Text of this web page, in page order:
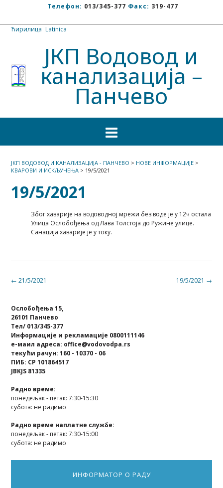
Телефон: 013/345-377 Факс: 319-477
Ћирилица Latinica
ЈКП Водовод и
канализација –
Панчево
ЈКП ВОДОВОД И КАНАЛИЗАЦИЈА - ПАНЧЕВО > НОВЕ ИНФОРМАЦИЈЕ >
КВАРОВИ И ИСКЉУЧЕЊА > 19/5/2021
19/5/2021
Због хаварије на водоводној мрежи без воде је у 12ч остала
Улица Ослобођења од Лава Толстоја до Ружине улице.
Санација хаварије је у току.
Post 19/5/2021 →
← 21/5/2021
Ослобођења 15,
26101 Панчево
Тел/ 013/345-377
Информације и рекламације 0800111146
е-маил адреса: office@vodovodpa.rs
текући рачун: 160 - 10370 - 06
ПИБ: СР 101864517
JBKJS 81335
Радно време:
понедељак - петак: 7:30-15:30
субота: не радимо
Радно време наплатне службе:
понедељак - петак: 7:30-15:00
субота: не радимо
ИНФОРМАТОР О РАДУ